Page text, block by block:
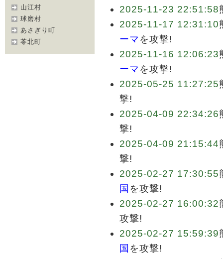
山江村
球磨村
あさぎり町
苓北町
2025-11-23 22:51:58
2025-11-17 12:31:10
ーマを攻撃!
2025-11-16 12:06:23
ーマを攻撃!
2025-05-25 11:27:25
撃!
2025-04-09 22:34:26
撃!
2025-04-09 21:15:44
撃!
2025-02-27 17:30:55
国 を攻撃!
2025-02-27 16:00:32
攻撃!
2025-02-27 15:59:39
国 を攻撃!